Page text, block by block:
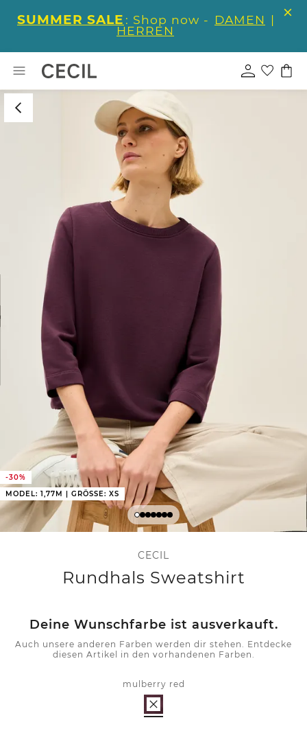
SUMMER SALE : Shop now - DAMEN |
HERREN
-30%
MODEL: 1,77M | GRÖSSE: XS
CECIL
Rundhals Sweatshirt
Deine Wunschfarbe ist ausverkauft.
Auch unsere anderen Farben werden dir stehen. Entdecke
diesen Artikel in den vorhandenen Farben.
mulberry red